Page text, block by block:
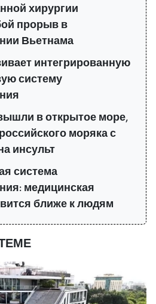
хирургии
прорыв в
Вьетнама
интегрированную
систему
в открытое море,
моряка с
инсульт
система
медицинская
ближе к людям